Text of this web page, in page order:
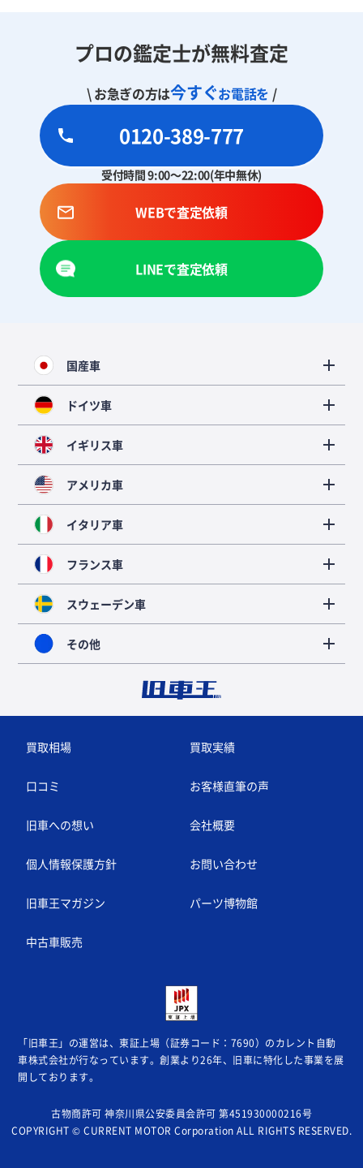
プロの鑑定士が無料査定
\ お急ぎの方は今すぐお電話を /
0120-389-777
受付時間 9:00～22:00(年中無休)
WEBで査定依頼
LINEで査定依頼
国産車
ドイツ車
イギリス車
アメリカ車
イタリア車
フランス車
スウェーデン車
その他
買取相場 買取実績
口コミ お客様直筆の声
旧車への想い 会社概要
個人情報保護方針 お問い合わせ
旧車王マガジン パーツ博物館
中古車販売
「旧車王」の運営は、東証上場（証券コード：7690）のカレント自動
車株式会社が行なっています。創業より26年、旧車に特化した事業を展
開しております。
古物商許可 神奈川県公安委員会許可 第451930000216号
COPYRIGHT © CURRENT MOTOR Corporation ALL RIGHTS RESERVED.